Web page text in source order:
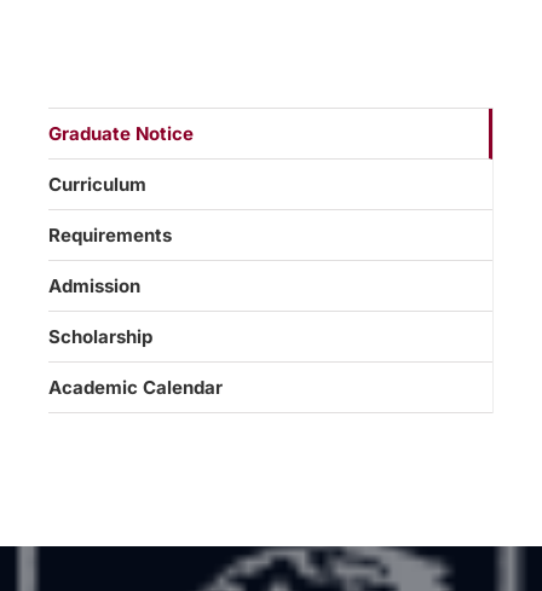
Graduate Notice
Curriculum
Requirements
Admission
Scholarship
Academic Calendar